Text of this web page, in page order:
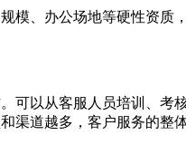
、办公场地等硬性资质
以从客服人员培训、考
渠道越多，客户服务的整体